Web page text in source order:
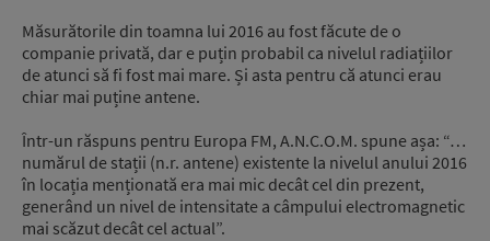
Măsurătorile din toamna lui 2016 au fost făcute de o
companie privată, dar e puțin probabil ca nivelul radiațiilor
de atunci să fi fost mai mare. Și asta pentru că atunci erau
chiar mai puține antene.
Într-un răspuns pentru Europa FM, A.N.C.O.M. spune așa: “…
numărul de stații (n.r. antene) existente la nivelul anului 2016
în locația menționată era mai mic decât cel din prezent,
generând un nivel de intensitate a câmpului electromagnetic
mai scăzut decât cel actual”.